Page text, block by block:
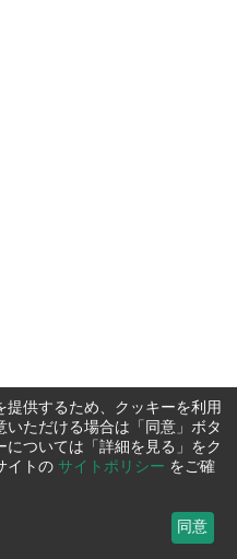
供するため、クッキーを利用
いただける場合は「同意」ボタ
については「詳細を見る」をク
イトの サイトポリシー をご確
同意